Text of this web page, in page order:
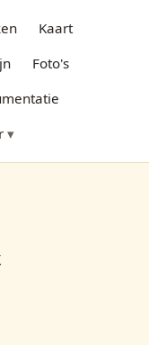
Kaart
Foto's